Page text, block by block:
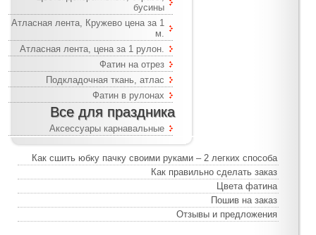
бусины
Атласная лента, Кружево цена за 1
м.
Атласная лента, цена за 1 рулон.
Фатин на отрез
Подкладочная ткань, атлас
Фатин в рулонах
Все для праздника
Аксессуары карнавальные
Как сшить юбку пачку своими руками – 2 легких способа
Как правильно сделать заказ
Цвета фатина
Пошив на заказ
Отзывы и предложения